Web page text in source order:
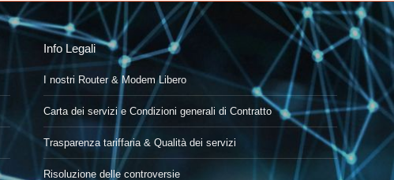
Info Legali
I nostri Router & Modem Libero
Carta dei servizi e Condizioni generali di Contratto
Trasparenza tariffaria & Qualità dei servizi
Risoluzione delle controversie